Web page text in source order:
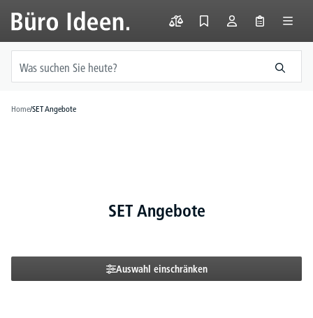
springen
Home/SET Angebote
SET Angebote
Auswahl einschränken